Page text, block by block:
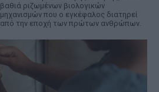
βαθιά ριζωμένων βιολογικών
μηχανισμών που ο εγκέφαλος διατηρεί
από την εποχή των πρώτων ανθρώπων.